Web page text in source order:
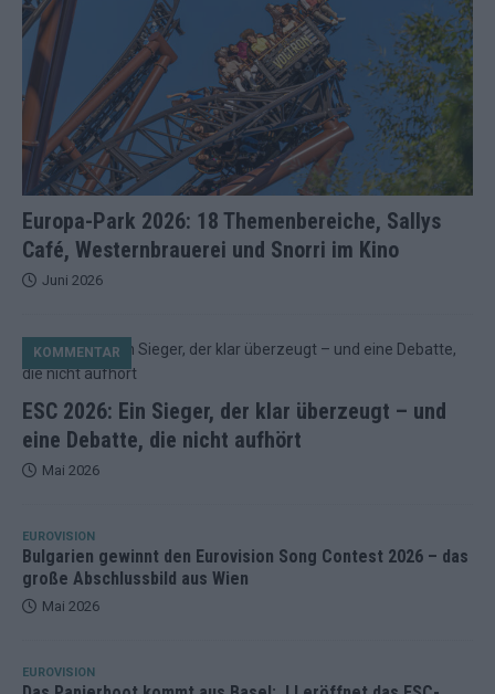
Europa-Park 2026: 18 Themenbereiche, Sallys
Café, Westernbrauerei und Snorri im Kino
Juni 2026
ESC 2026: Ein Sieger, der klar überzeugt – und
eine Debatte, die nicht aufhört
KOMMENTAR
Mai 2026
EUROVISION
Bulgarien gewinnt den Eurovision Song Contest 2026 – das
große Abschlussbild aus Wien
Mai 2026
EUROVISION